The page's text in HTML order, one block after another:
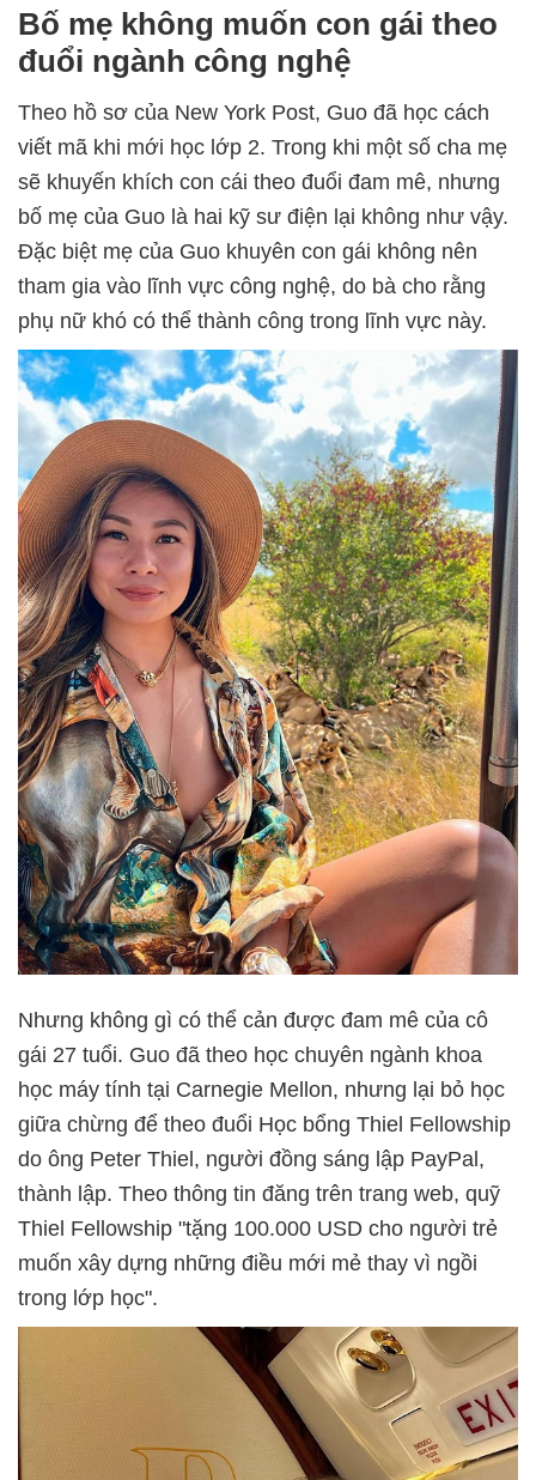
Bố mẹ không muốn con gái theo
đuổi ngành công nghệ
Theo hồ sơ của New York Post, Guo đã học cách
viết mã khi mới học lớp 2. Trong khi một số cha mẹ
sẽ khuyến khích con cái theo đuổi đam mê, nhưng
bố mẹ của Guo là hai kỹ sư điện lại không như vậy.
Đặc biệt mẹ của Guo khuyên con gái không nên
tham gia vào lĩnh vực công nghệ, do bà cho rằng
phụ nữ khó có thể thành công trong lĩnh vực này.
Nhưng không gì có thể cản được đam mê của cô
gái 27 tuổi. Guo đã theo học chuyên ngành khoa
học máy tính tại Carnegie Mellon, nhưng lại bỏ học
giữa chừng để theo đuổi Học bổng Thiel Fellowship
do ông Peter Thiel, người đồng sáng lập PayPal,
thành lập. Theo thông tin đăng trên trang web, quỹ
Thiel Fellowship "tặng 100.000 USD cho người trẻ
muốn xây dựng những điều mới mẻ thay vì ngồi
trong lớp học".